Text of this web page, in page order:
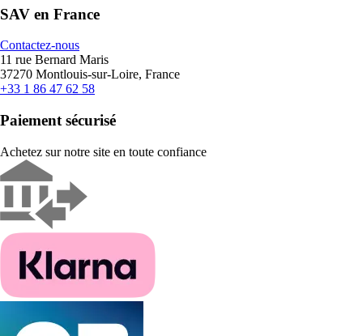
SAV en France
Contactez-nous
11 rue Bernard Maris
37270 Montlouis-sur-Loire, France
+33 1 86 47 62 58
Paiement sécurisé
Achetez sur notre site en toute confiance